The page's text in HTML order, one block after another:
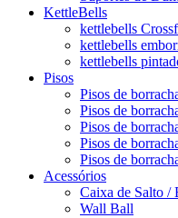
KettleBells
kettlebells
kettlebells
kettlebells
Pisos
Pisos de
Pisos de
Pisos de
Pisos de
Pisos de
Acessórios
Caixa de Salto /
Wall Ball